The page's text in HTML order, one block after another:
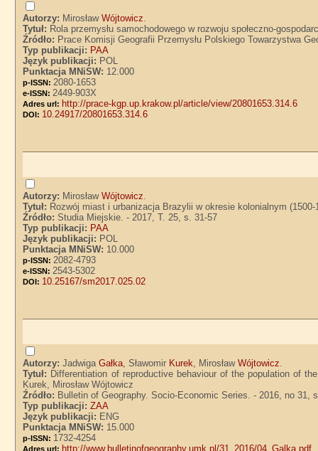
Autorzy: MirosławWójtowicz.
Tytuł: Rola przemysłu samochodowego w rozwoju społeczno-
Źródło: Prace Komisji Geografii Przemysłu Polskiego Towarzystwa
Typ publikacji: PAA
Język publikacji: POL
Punktacja MNiSW: 12.000
p-ISSN: 2080-1653
e-ISSN: 2449-903X
Adres url: http://prace-kgp.up.krakow.pl/article/view/20801653.314.6
DOI: 10.24917/20801653.314.6
Autorzy: MirosławWójtowicz.
Tytuł: Rozwój miast i urbanizacja Brazylii w okresie kolonialnym (1500-
Źródło:Studia Miejskie. - 2017, T. 25, s. 31-57
Typ publikacji: PAA
Język publikacji: POL
Punktacja MNiSW: 10.000
p-ISSN: 2082-4793
e-ISSN: 2543-5302
DOI: 10.25167/sm2017.025.02
Autorzy:JadwigaGałka, Sławomir Kurek, MirosławWójtowicz.
Tytuł: Differentiation of reproductive behaviour of the population of
Kurek, Mirosław Wójtowicz
Źródło: Bulletin of Geography. Socio-Economic Series. - 2016, no 31,
Typ publikacji:ZAA
Język publikacji: ENG
Punktacja MNiSW: 15.000
p-ISSN: 1732-4254
Adres url: http://www.bulletinofgeography.umk.pl/31_2016/04_Galka.pdf